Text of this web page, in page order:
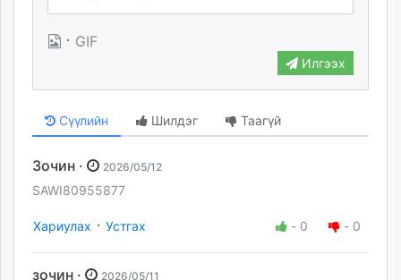
· GIF
Илгээх
Сүүлийн Шилдэг Таагүй
Зочин · 2026/05/12
SAWI80955877
Хариулах · Устгах - 0 - 0
зочин · 2026/05/11